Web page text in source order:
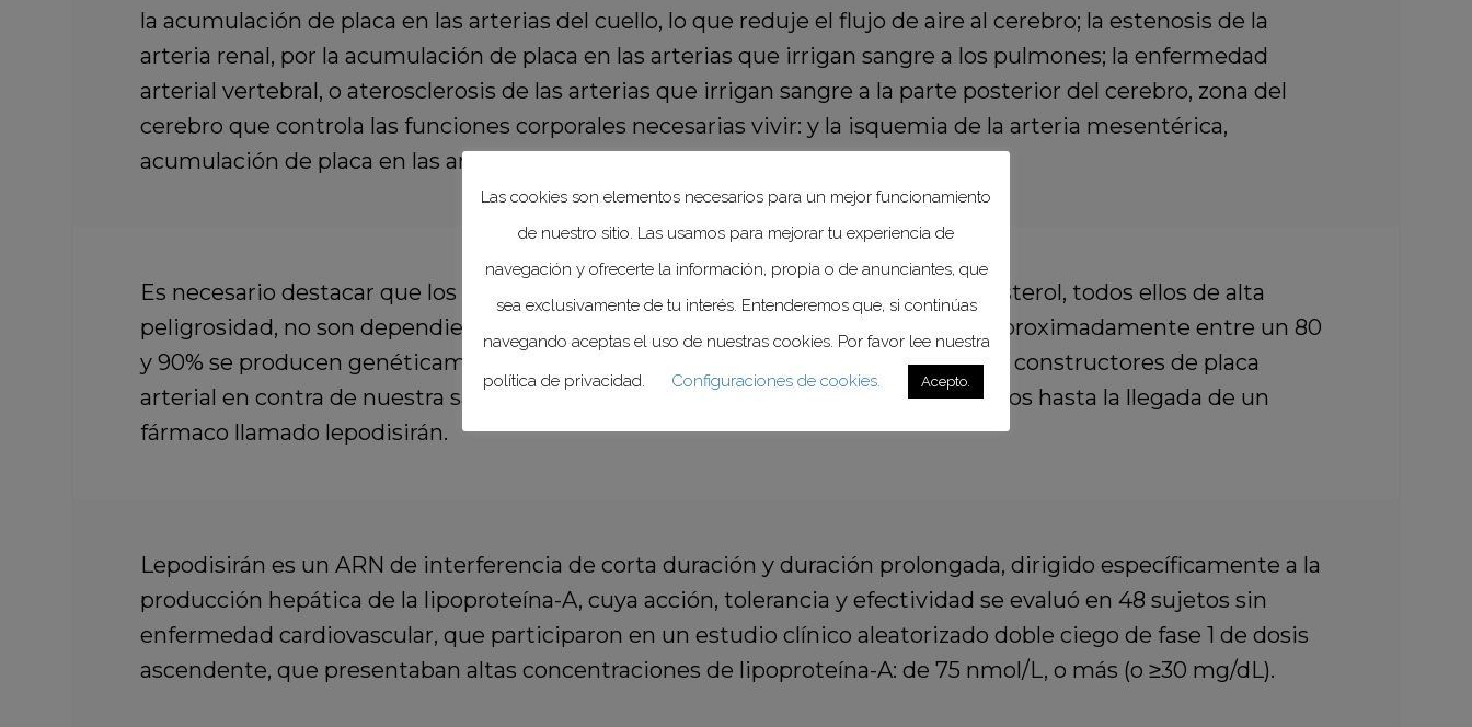
la acumulación de placa en las arterias del cuello, lo que reduje el flujo de aire al cerebro; la estenosis de la
arteria renal, por la acumulación de placa en las arterias que irrigan sangre a los pulmones; la enfermedad
arterial vertebral, o aterosclerosis de las arterias que irrigan sangre a la parte posterior del cerebro, zona del
cerebro que controla las funciones corporales necesarias vivir: y la isquemia de la arteria mesentérica,
acumulación de placa en las arterias que irrigan sangre a los intestinos.
Es necesario destacar que los niveles de Lp(a), a diferencia de otros tipos de colesterol, todos ellos de alta
peligrosidad, no son dependientes ni modificables con dieta y ejercicio,
ya que aproximadamente entre un 80
y 90% se producen genéticamente, lo que, además de hacerlos unos formidables constructores de placa
arterial en contra de nuestra salud y expectativa de vida,
no podían ser modificados hasta la llegada de un
fármaco llamado lepodisirán.
Lepodisirán es un ARN de interferencia de corta duración y duración prolongada, dirigido específicamente a la
producción hepática de la lipoproteína-A, cuya acción, tolerancia y efectividad se evaluó en 48 sujetos sin
enfermedad cardiovascular, que participaron en un estudio clínico aleatorizado doble ciego de fase 1 de dosis
ascendente, que presentaban altas concentraciones de lipoproteína-A: de 75 nmol/L, o más (o ≥30 mg/dL).
Las cookies son elementos necesarios para un mejor funcionamiento
de nuestro sitio. Las usamos para mejorar tu experiencia de
navegación y ofrecerte la información, propia o de anunciantes, que
sea exclusivamente de tu interés. Entenderemos que, si continúas
navegando aceptas el uso de nuestras cookies. Por favor lee nuestra
política de privacidad.
Configuraciones de cookies. Acepto.